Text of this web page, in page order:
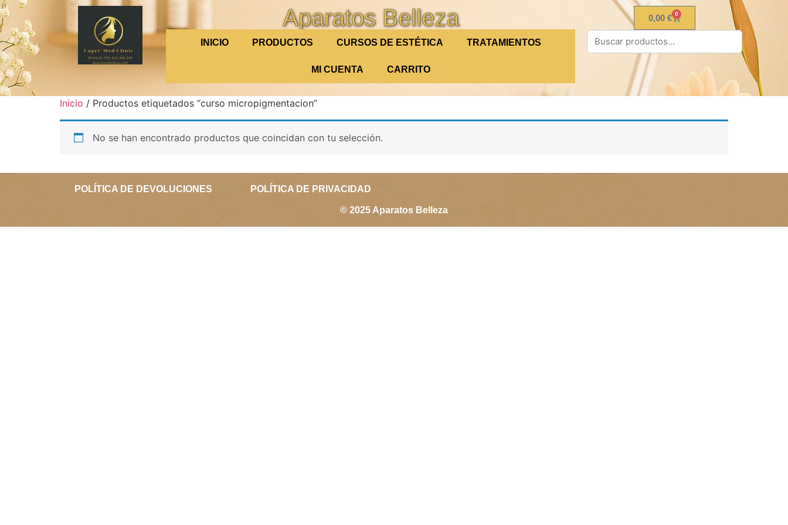
Aparatos Belleza
INICIO PRODUCTOS CURSOS DE ESTÉTICA TRATAMIENTOS
MI CUENTA CARRITO
0,00€ 0
Inicio / Productos etiquetados “curso micropigmentacion”
No se han encontrado productos que coincidan con tu selección.
POLÍTICA DE DEVOLUCIONES POLÍTICA DE PRIVACIDAD
© 2025 Aparatos Belleza